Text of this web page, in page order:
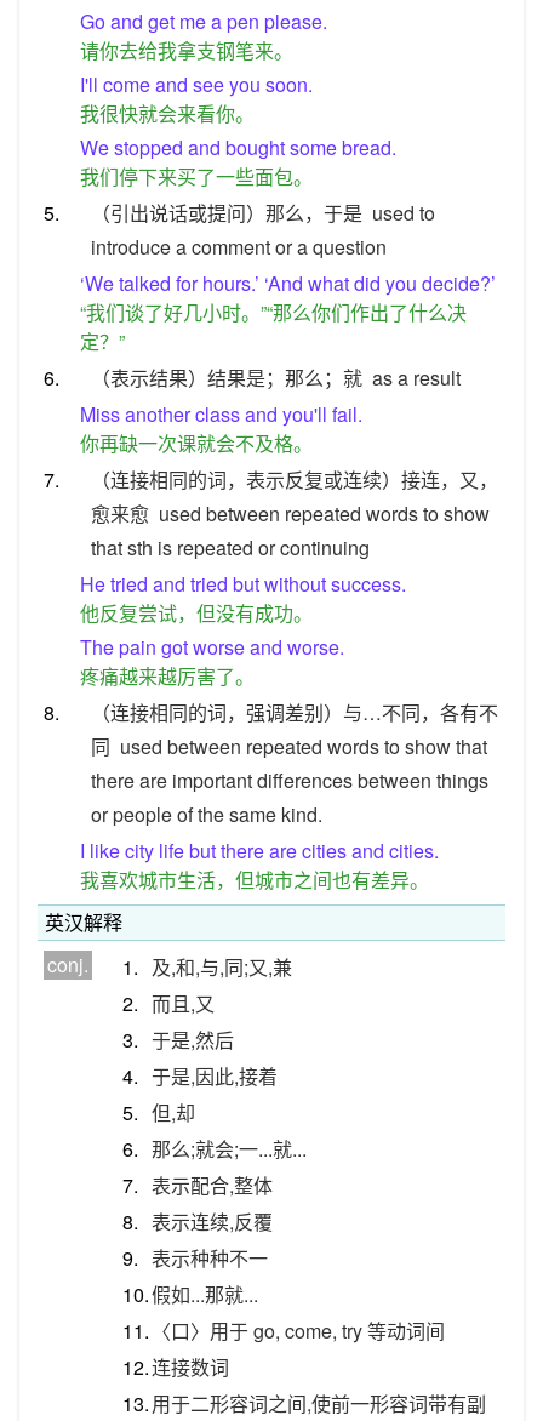
Go and get me a pen please.
请你去给我拿支钢笔来。
I'll come and see you soon.
我很快就会来看你。
We stopped and bought some bread.
我们停下来买了一些面包。
5.
（引出说话或提问）那么，于是 used to
introduce a comment or a question
‘We talked for hours.’ ‘And what did you decide?’
“我们谈了好几小时。”“那么你们作出了什么决
定？”
6.
（表示结果）结果是；那么；就 as a result
Miss another class and you'll fail.
你再缺一次课就会不及格。
7.
（连接相同的词，表示反复或连续）接连，又，
愈来愈 used between repeated words to show
that sth is repeated or continuing
He tried and tried but without success.
他反复尝试，但没有成功。
The pain got worse and worse.
疼痛越来越厉害了。
8.
（连接相同的词，强调差别）与…不同，各有不
同 used between repeated words to show that
there are important differences between things
or people of the same kind.
I like city life but there are cities and cities.
我喜欢城市生活，但城市之间也有差异。
英汉解释
conj.
1. 及,和,与,同;又,兼
2. 而且,又
3. 于是,然后
4. 于是,因此,接着
5. 但,却
6. 那么;就会;一...就...
7. 表示配合,整体
8. 表示连续,反覆
9. 表示种种不一
10.假如...那就...
11. 〈口〉用于 go, come, try 等动词间
12.连接数词
13.用于二形容词之间,使前一形容词带有副